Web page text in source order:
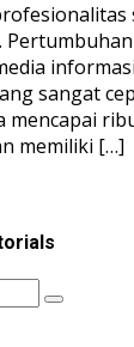
sangat
mencapai
memiliki […]